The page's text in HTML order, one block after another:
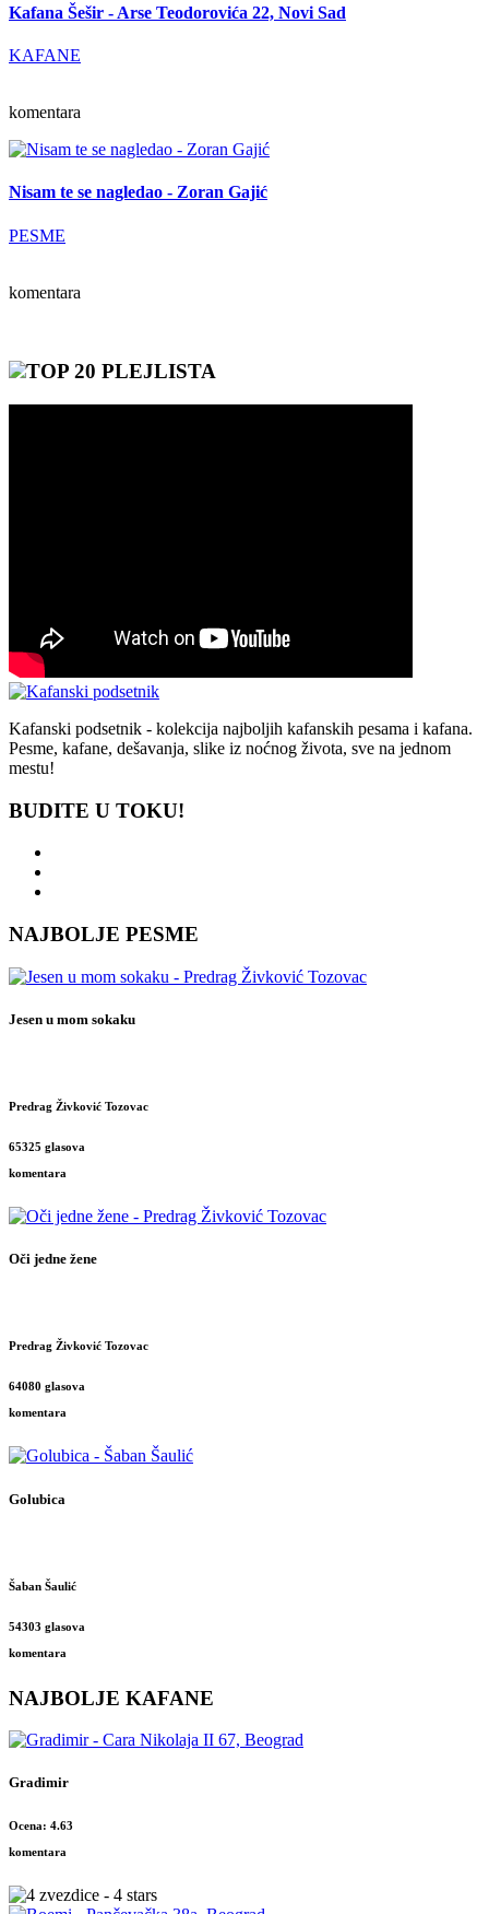
Kafana Šešir - Arse Teodorovića 22, Novi Sad
KAFANE
komentara
Nisam te se nagledao - Zoran Gajić
PESME
komentara
TOP 20 PLEJLISTA
Kafanski podsetnik - kolekcija najboljih kafanskih pesama i kafana.
Pesme, kafane, dešavanja, slike iz noćnog života, sve na jednom
mestu!
BUDITE U TOKU!
NAJBOLJE PESME
Jesen u mom sokaku
Predrag Živković Tozovac
65325 glasova
komentara
Oči jedne žene
Predrag Živković Tozovac
64080 glasova
komentara
Golubica
Šaban Šaulić
54303 glasova
komentara
NAJBOLJE KAFANE
Gradimir
Ocena: 4.63
komentara